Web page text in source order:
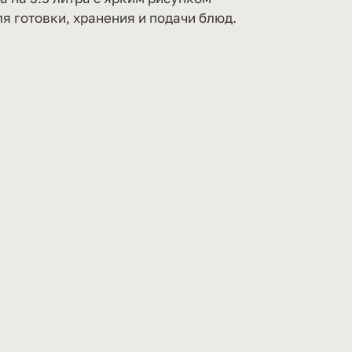
готовки, хранения и подачи блюд.